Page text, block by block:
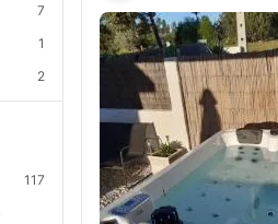
7
1
2
117